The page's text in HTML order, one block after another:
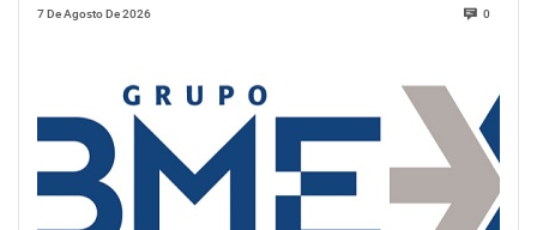
7 De Agosto De 2026 0